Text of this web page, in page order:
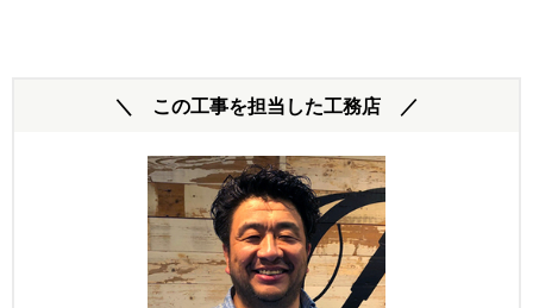
＼ この工事を担当した工務店 ／